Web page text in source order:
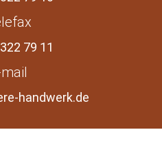
79 11
handwerk.de